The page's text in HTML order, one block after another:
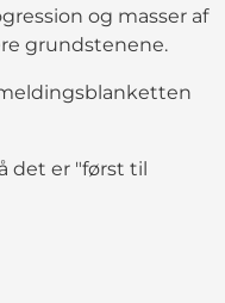
og masser af
grundstenene.
det er "først til